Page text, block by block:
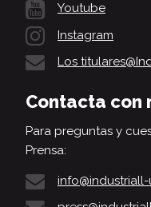
Youtube
Instagram
Los
Contacta con
Para preguntas y
Prensa: